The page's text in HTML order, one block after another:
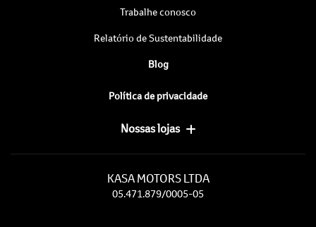
Trabalhe conosco
Relatório de Sustentabilidade
Blog
Política de privacidade
Nossas lojas
KASA MOTORS LTDA
05.471.879/0005-05